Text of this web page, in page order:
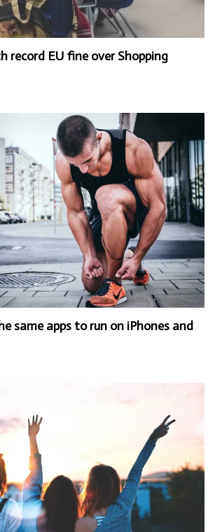
record EU fine over Shopping
same apps to run on iPhones and